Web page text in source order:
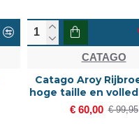
CATAGO
Catago Bamboo
zomerdeken
€ 99,95